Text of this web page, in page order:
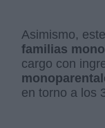
Asimismo,
familias
cargo con
en torno a los